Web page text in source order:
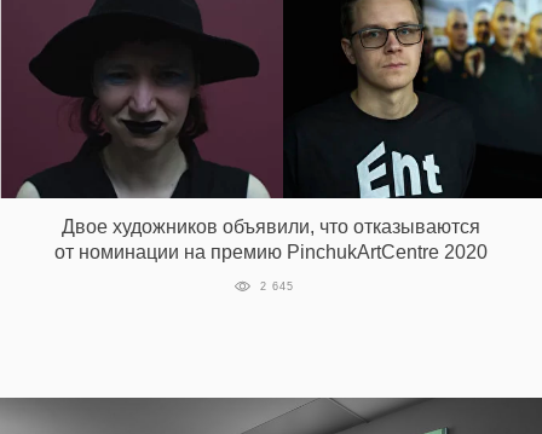
Двое художников объявили, что отказываются
от номинации на премию PinchukArtCentre 2020
2 645